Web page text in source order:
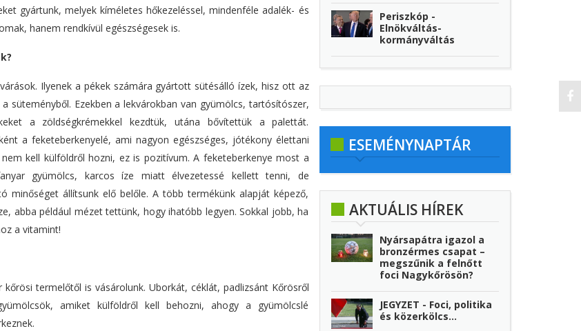
gyártunk, melyek kíméletes hőkezeléssel, mindenféle adalék- és
hanem rendkívül egészségesek is.
?
Ilyenek a pékek számára gyártott sütésálló ízek, hisz ott az
süteményből. Ezekben a lekvárokban van gyümölcs, tartósítószer,
a zöldségkrémekkel kezdtük, utána bővítettük a palettát.
a feketeberkenyelé, ami nagyon egészséges, jótékony élettani
kell külföldről hozni, ez is pozitívum. A feketeberkenye most a
gyümölcs, karcos íze miatt élvezetessé kellett tenni, de
minőséget állítsunk elő belőle. A több termékünk alapját képező,
abba például mézet tettünk, hogy ihatóbb legyen. Sokkal jobb, ha
a vitamint!
termelőtől is vásárolunk. Uborkát, céklát, padlizsánt Kőrösről
amiket külföldről kell behozni, ahogy a gyümölcslé
Periszkóp -
Elnökváltás-
kormányváltás
ESEMÉNYNAPTÁR
AKTUÁLIS HÍREK
Nyársapátra igazol a
bronzérmes csapat –
megszűnik a felnőtt
foci Nagykőrösön?
JEGYZET - Foci, politika
és közerkölcs…